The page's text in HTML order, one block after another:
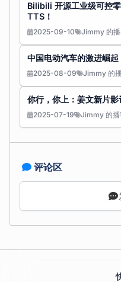
Bilibili 开源工业级可控
TTS！
2025-09-10 Jimmy 的播
中国电动汽车的激进崛起
2025-08-09 Jimmy 的
你行，你上：姜文新片影
2025-07-19 Jimmy 的播
评论区